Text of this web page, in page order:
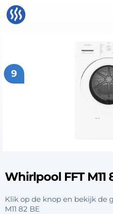
9
Whirlpool FFT M11
Klik op de knop en bekijk de
M11 82 BE